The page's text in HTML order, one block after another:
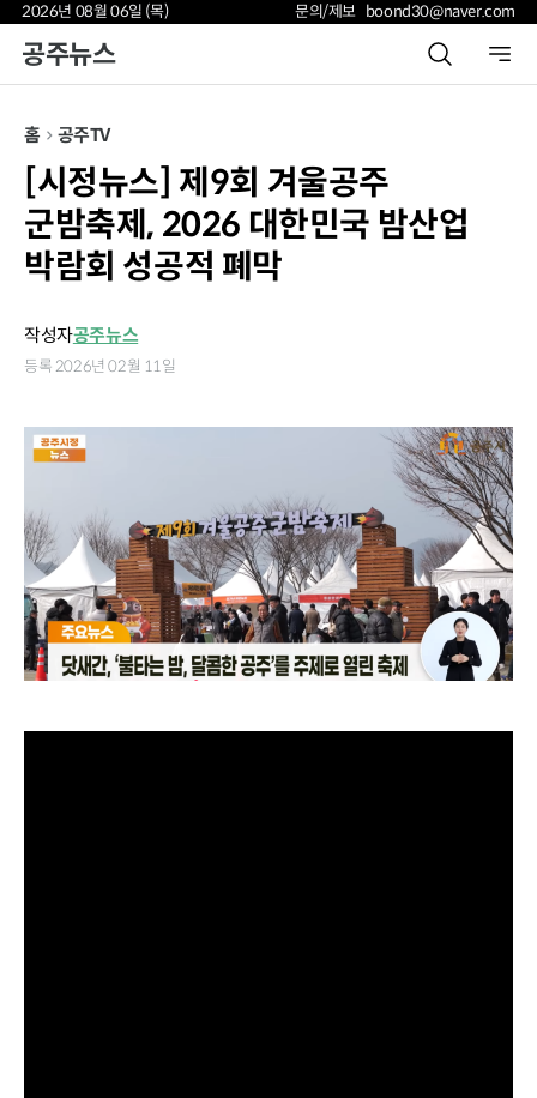
2026년 08월 06일 (목) 문의/제보 boond30@naver.com
공주뉴스
홈 공주TV
[시정뉴스] 제9회 겨울공주
군밤축제, 2026 대한민국 밤산업
박람회 성공적 폐막
작성자공주뉴스
등록 2026년 02월 11일